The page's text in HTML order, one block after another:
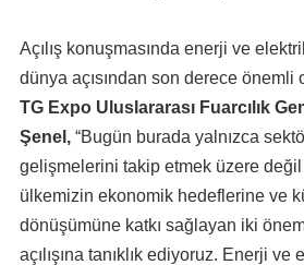
Açılış konuşmasında enerji ve
dünya açısından son derece
TG Expo Uluslararası Fuarcılık
Şenel,“Bugün burada yalnızca
gelişmelerini takip etmek üzere değil
ülkemizin ekonomik hedeflerine ve
dönüşümüne katkı sağlayan iki
açılışına tanıklık ediyoruz. Enerji ve